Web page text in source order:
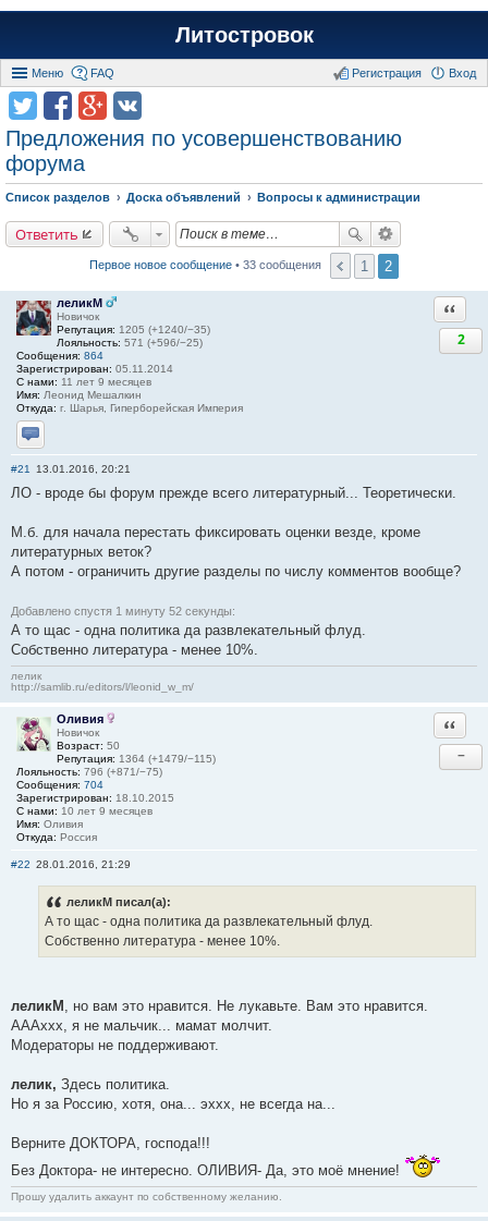
Литостровок
Меню FAQ Вход
Регистрация
Предложения по усовершенствованию
форума
Список разделов Доска объявлений Вопросы к администрации
Ответить
Первое новое сообщение • 33 сообщения 1 2
леликМ
Новичок
Репутация: 1205 (+1240/−35)
Лояльность: 571 (+596/−25)
Сообщения: 864
Зарегистрирован: 05.11.2014
С нами: 11 лет 9 месяцев
Имя: Леонид Мешалкин
Откуда: г. Шарья, Гиперборейская Империя
Отправить личное сообщение
2
#21 13.01.2016, 20:21
ЛО - вроде бы форум прежде всего литературный... Теоретически.
М.б. для начала перестать фиксировать оценки везде, кроме
литературных веток?
А потом - ограничить другие разделы по числу комментов вообще?
Добавлено спустя 1 минуту 52 секунды:
А то щас - одна политика да развлекательный флуд.
Собственно литература - менее 10%.
лелик
http://samlib.ru/editors/l/leonid_w_m/
Оливия
Новичок
Возраст: 50
Репутация: 1364 (+1479/−115)
Лояльность: 796 (+871/−75)
Сообщения: 704
Зарегистрирован: 18.10.2015
С нами: 10 лет 9 месяцев
Имя: Оливия
Откуда: Россия
−
#22 28.01.2016, 21:29
леликМ писал(а):
А то щас - одна политика да развлекательный флуд.
Собственно литература - менее 10%.
леликМ , но вам это нравится. Не лукавьте. Вам это нравится.
АААххх, я не мальчик... мамат молчит.
Модераторы не поддерживают.
лелик, Здесь политика.
Но я за Россию, хотя, она... эххх, не всегда на...
Верните ДОКТОРА, господа!!!
Без Доктора- не интересно. ОЛИВИЯ- Да, это моё мнение!
Прошу удалить аккаунт по собственному желанию.